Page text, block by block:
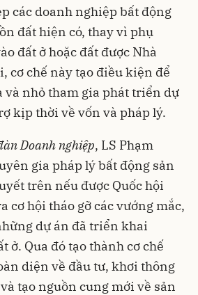
các doanh nghiệp bất động
đất hiện có, thay vì phụ
đất ở hoặc đất được Nhà
cơ chế này tạo điều kiện để
và nhỏ tham gia phát triển dự
kịp thời về vốn và pháp lý.
Doanh nghiệp, LS Phạm
gia pháp lý bất động sản
trên nếu được Quốc hội
cơ hội tháo gỡ các vướng mắc,
dự án đã triển khai
ở. Qua đó tạo thành cơ chế
diện về đầu tư, khơi thông
tạo nguồn cung mới về sản